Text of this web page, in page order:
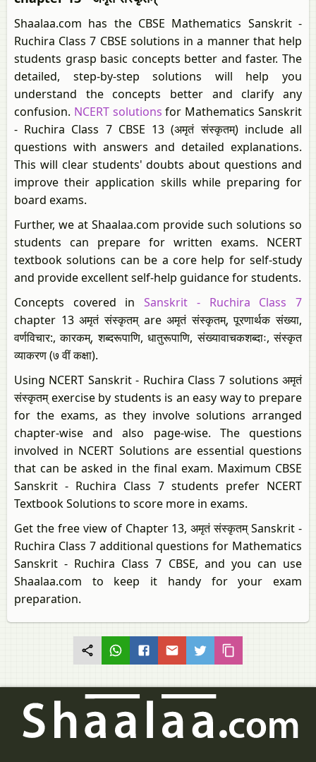
Shaalaa.com has the CBSE Mathematics Sanskrit -
Ruchira Class 7 CBSE solutions in a manner that help
students grasp basic concepts better and faster. The
detailed, step-by-step solutions will help you
understand the concepts better and clarify any
confusion. NCERT solutions for Mathematics Sanskrit
- Ruchira Class 7 CBSE 13 (अमृतं संस्कृतम्) include all
questions with answers and detailed explanations.
This will clear students' doubts about questions and
improve their application skills while preparing for
board exams.
Further, we at Shaalaa.com provide such solutions so
students can prepare for written exams. NCERT
textbook solutions can be a core help for self-study
and provide excellent self-help guidance for students.
Concepts covered inSanskrit - Ruchira Class 7
chapter 13 अमृतं संस्कृतम् are अमृतं संस्कृतम्, पूरणार्थक संख्या,
वर्णविचार:, कारकम्, शब्दरूपाणि, धातुरूपाणि, संख्यावाचकशब्दाः, संस्कृत
व्याकरण (७ वीं कक्षा).
Using NCERT Sanskrit - Ruchira Class 7 solutions अमृतं
संस्कृतम् exercise by students is an easy way to prepare
for the exams, as they involve solutions arranged
chapter-wise and also page-wise. The questions
involved in NCERT Solutions are essential questions
that can be asked in the final exam. Maximum CBSE
Sanskrit - Ruchira Class 7 students prefer NCERT
Textbook Solutions to score more in exams.
Get the free view of Chapter 13, अमृतं संस्कृतम् Sanskrit -
Ruchira Class 7 additional questions for Mathematics
Sanskrit - Ruchira Class 7 CBSE, and you can use
Shaalaa.com to keep it handy for your exam
preparation.